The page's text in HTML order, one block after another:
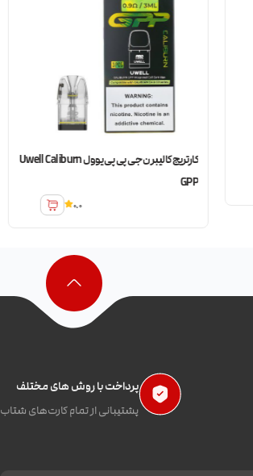
کارتریج کالیبرن جی پی پی یوول Uwell Caliburn
GPP
0.0
پرداخت با روش های مختلف
پشتیبانی از تمام کارت‌های شتاب